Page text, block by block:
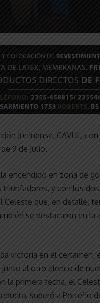
Juninense, CAVUL,
9 de Julio.
encendido en zona de
triunfadores, y con los
que, en detalle,
se destacaron en
victoria en el certamen,
al otro elenco de
la primera fecha, el
superó a Porteño